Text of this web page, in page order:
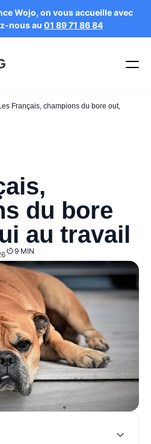
Wojo, on vous accueille avec
nous au 01 89 71 86 84
Français, champions du bore out,
du bore
au travail
9 MIN